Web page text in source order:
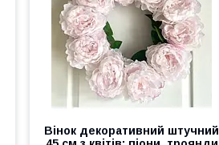
Вінок декоративний штучний